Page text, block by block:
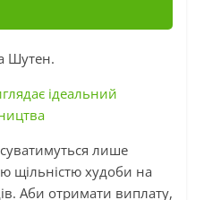
Шутен.
ідеальний
лише
щільністю худоби на
Аби отримати виплату,